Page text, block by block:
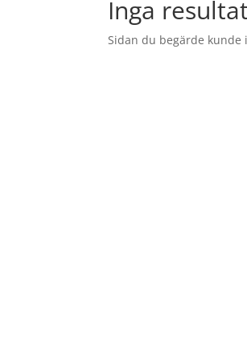
Inga
Sidan du begärde